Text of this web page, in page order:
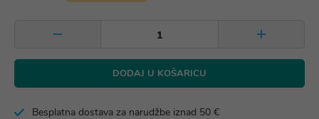
DODAJ U KOŠARICU
Besplatna dostava za narudžbe iznad 50 €